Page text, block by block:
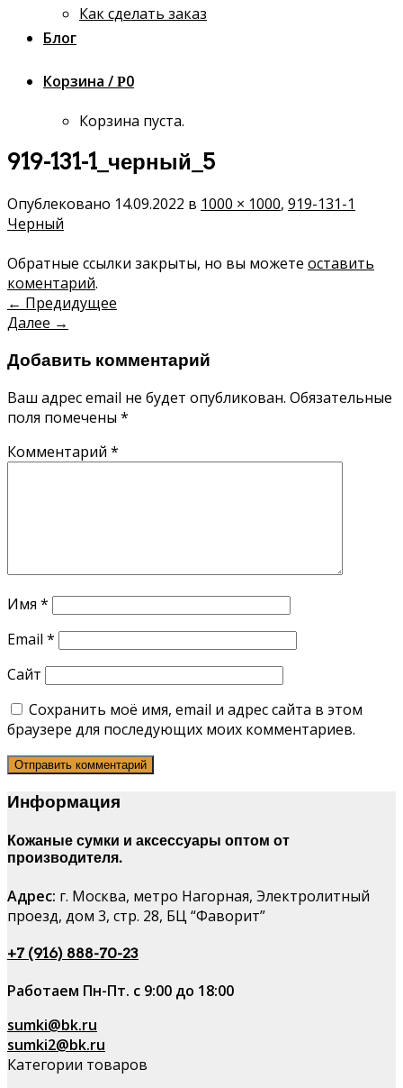
Как сделать заказ
Блог
Корзина / Р0
Корзина пуста.
919-131-1_черный_5
Опублековано 14.09.2022 в 1000 × 1000, 919-131-1
Черный
Обратные ссылки закрыты, но вы можете оставить
коментарий.
← Предидущее
Далее →
Добавить комментарий
Ваш адрес email не будет опубликован. Обязательные
поля помечены *
Комментарий *
Имя *
Email *
Сайт
Сохранить моё имя, email и адрес сайта в этом
браузере для последующих моих комментариев.
Информация
Кожаные сумки и аксессуары оптом от
производителя.
Адрес: г. Москва, метро Нагорная, Электролитный
проезд, дом 3, стр. 28, БЦ “Фаворит”
+7 (916) 888-70-23
Работаем Пн-Пт. с 9:00 до 18:00
sumki@bk.ru
sumki2@bk.ru
Категории товаров